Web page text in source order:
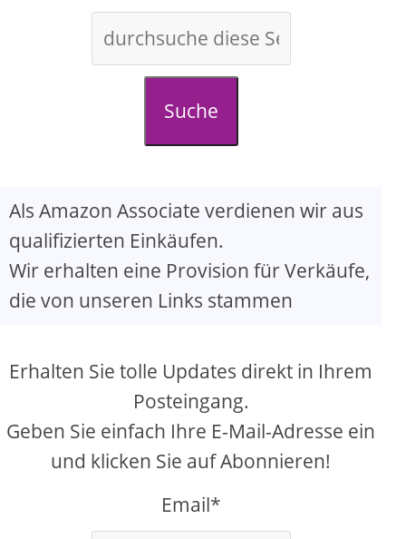
Suche
Als Amazon Associate verdienen wir aus
qualifizierten Einkäufen.
Wir erhalten eine Provision für Verkäufe,
die von unseren Links stammen
Erhalten Sie tolle Updates direkt in Ihrem
Posteingang.
Geben Sie einfach Ihre E-Mail-Adresse ein
und klicken Sie auf Abonnieren!
Email*